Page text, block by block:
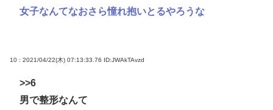
女子なんてなおさら憧れ抱いとるやろうな
10 : 2021/04/22(木) 07:13:33.76 ID:JWAkTAvzd
>>6
男で整形なんて